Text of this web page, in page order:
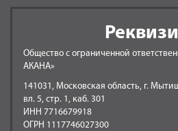
Общество с ограниченной
АКАНА»
141031, Московская область, г.
вл. 5, стр. 1, каб. 301
ИНН 7716679918
ОГРН 1117746027300